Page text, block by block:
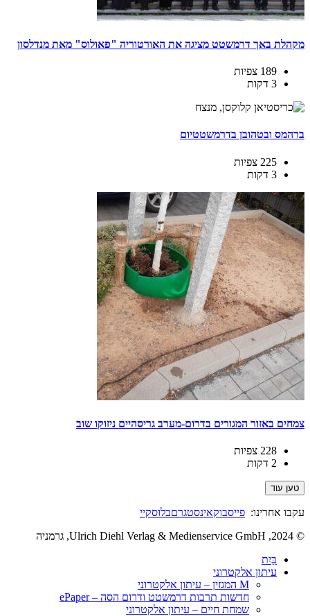
מקהלת באך דרמשטט מציגה את האורטוריה "פאולוס" מאת מנדלסון
189 צפיות
3 דקות
ברהמס ובטהובן בדרמשטטיום
225 צפיות
3 דקות
צמחים באזור המגורים בדרום-מערב גריסהיים ניזוקו שוב
228 צפיות
2 דקות
טען עוד
עקבו אחרינו: פייסבוקאינסטגרםבלוסקיי
© 2024, Ulrich Diehl Verlag & Medienservice GmbH, גרמניה
בַּיִת
עיתון אלקטרוני
M המגזין – עיתון אלקטרוני
חדשות תרבות דרמשטט ודרום הסה – ePaper
שמחת חיים – עיתון אלקטרוני